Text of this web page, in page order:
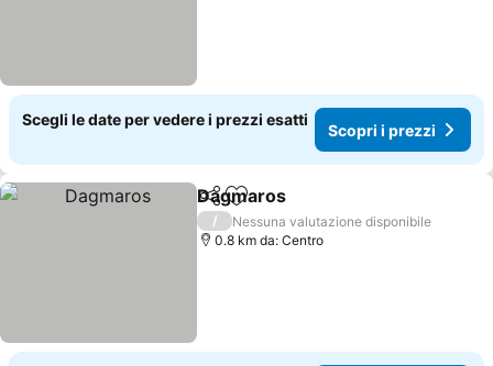
Scegli le date per vedere i prezzi esatti
Scopri i prezzi
CondividiAggiungi ai preferiti
Dagmaros
/
Nessuna valutazione disponibile
0.8 km da: Centro